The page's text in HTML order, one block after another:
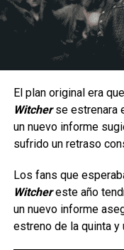
Al ser una peleadora
constante presión a
con una jugabilidad
hay margen para
significa una ventana
que el oponente
experimentadas
gracias a su
La serie da inicio a
aventuras en cómic
ambientada en la
Tras los sucesos de
villanos más infames
regreso de un
El plan original era
Witcher se estrenara
un nuevo informe
sufrido un retraso
Los fans que
Witcher este año
un nuevo informe
estreno de la quinta y